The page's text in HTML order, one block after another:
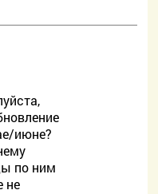
июне?
по ним
не